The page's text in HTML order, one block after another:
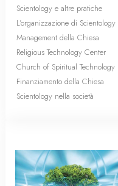
Scientology e altre pratiche
L’organizzazione di Scientology
Management della Chiesa
Religious Technology Center
Church of Spiritual Technology
Finanziamento della Chiesa
Scientology nella società